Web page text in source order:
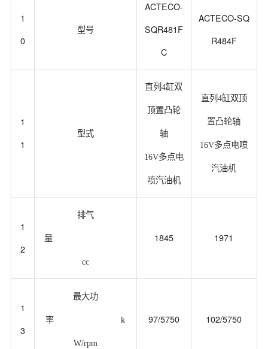
1
0
型号
ACTECO-
SQR481F
C
ACTECO-SQ
R484F
1
1
型式
直列4缸双
顶置凸轮
轴
16V多点电
喷汽油机
直列4缸双顶
置凸轮轴
16V多点电喷
汽油机
1
2
排气
量
cc
1845 1971
1
3
最大功
率 k
W/rpm
97/5750 102/5750